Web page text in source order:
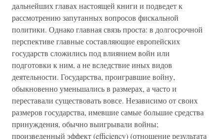
дальнейших главах настоящей книги и подведет к
рассмотрению запутанных вопросов фискальной
политики. Однако главная связь проста: в долгосрочной
перспективе главные составляющие европейских
государств сложились под влиянием войн или
подготовки к ним, а не вследствие иных видов
деятельности. Государства, проигравшие войну,
обыкновенно уменьшались в размерах, а часто и
переставали существовать вовсе. Независимо от своих
размеров государства, имевшие самые большие средства
принуждения, обычно выигрывали войны;
произведенный эффект (efficiency) (отношение результата